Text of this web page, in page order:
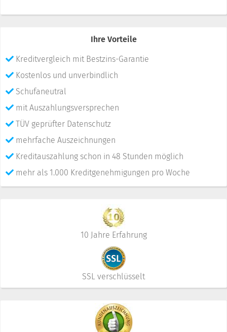
Ihre Vorteile
Kreditvergleich mit Bestzins-Garantie
Kostenlos und unverbindlich
Schufaneutral
mit Auszahlungsversprechen
TÜV geprüfter Datenschutz
mehrfache Auszeichnungen
Kreditauszahlung schon in 48 Stunden möglich
mehr als 1.000 Kreditgenehmigungen pro Woche
10 Jahre Erfahrung
SSL verschlüsselt